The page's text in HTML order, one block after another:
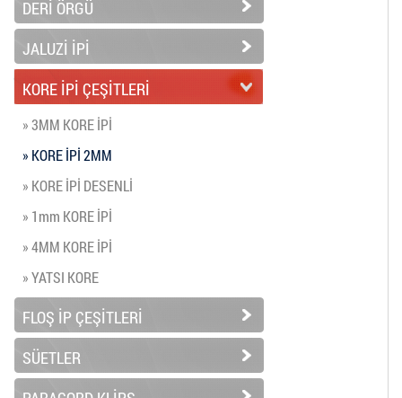
DERİ ÖRGÜ
JALUZİ İPİ
KORE İPİ ÇEŞİTLERİ
» 3MM KORE İPİ
» KORE İPİ 2MM
» KORE İPİ DESENLİ
» 1mm KORE İPİ
» 4MM KORE İPİ
» YATSI KORE
FLOŞ İP ÇEŞİTLERİ
SÜETLER